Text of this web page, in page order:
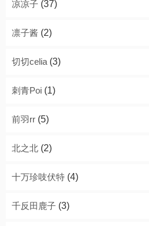
凉凉子 (37)
凛子酱 (2)
切切celia (3)
刺青Poi (1)
前羽rr (5)
北之北 (2)
十万珍吱伏特 (4)
千反田鹿子 (3)